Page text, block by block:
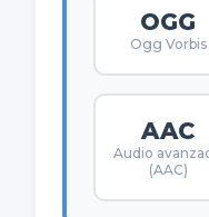
OGG
Ogg Vorbis
AAC
Audio
(AAC)